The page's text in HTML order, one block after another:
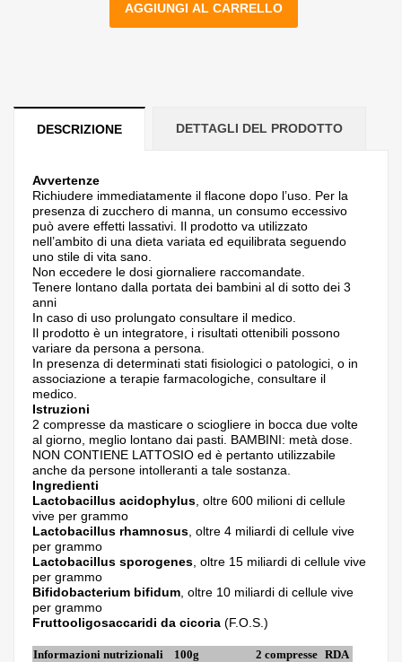
AGGIUNGI AL CARRELLO
DESCRIZIONE DETTAGLI DEL PRODOTTO
Avvertenze
Richiudere immediatamente il flacone dopo l’uso. Per la
presenza di zucchero di manna, un consumo eccessivo
può avere effetti lassativi. Il prodotto va utilizzato
nell’ambito di una dieta variata ed equilibrata seguendo
uno stile di vita sano.
Non eccedere le dosi giornaliere raccomandate.
Tenere lontano dalla portata dei bambini al di sotto dei 3
anni
In caso di uso prolungato consultare il medico.
Il prodotto è un integratore, i risultati ottenibili possono
variare da persona a persona.
In presenza di determinati stati fisiologici o patologici, o in
associazione a terapie farmacologiche, consultare il
medico.
Istruzioni
2 compresse da masticare o sciogliere in bocca due volte
al giorno, meglio lontano dai pasti. BAMBINI: metà dose.
NON CONTIENE LATTOSIO ed è pertanto utilizzabile
anche da persone intolleranti a tale sostanza.
Ingredienti
Lactobacillus acidophylus , oltre 600 milioni di cellule
vive per grammo
Lactobacillus rhamnosus , oltre 4 miliardi di cellule vive
per grammo
Lactobacillus sporogenes , oltre 15 miliardi di cellule vive
per grammo
Bifidobacterium bifidum , oltre 10 miliardi di cellule vive
per grammo
Fruttooligosaccaridi da cicoria (F.O.S.)
Informazioni nutrizionali 100g 2 compresse RDA